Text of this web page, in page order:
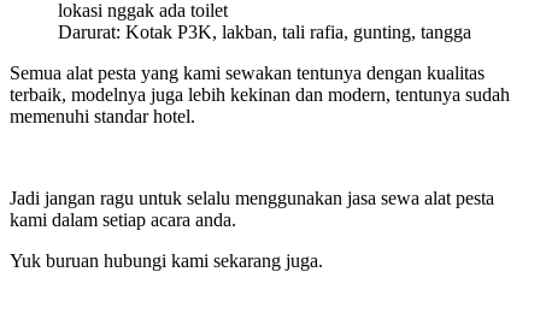
lokasi nggak ada toilet
Darurat: Kotak P3K, lakban, tali rafia, gunting, tangga
Semua alat pesta yang kami sewakan tentunya dengan kualitas
terbaik, modelnya juga lebih kekinan dan modern, tentunya sudah
memenuhi standar hotel.
Jadi jangan ragu untuk selalu menggunakan jasa sewa alat pesta
kami dalam setiap acara anda.
Yuk buruan hubungi kami sekarang juga.